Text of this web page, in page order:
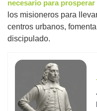
necesario para
los misioneros para
centros urbanos,
discipulado.